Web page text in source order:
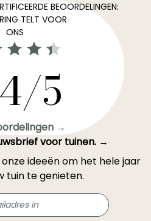
BEOORDELINGEN:
TELT VOOR
ONS
5
→
voor tuinen. →
ideeën om het hele jaar
tuin te genieten.